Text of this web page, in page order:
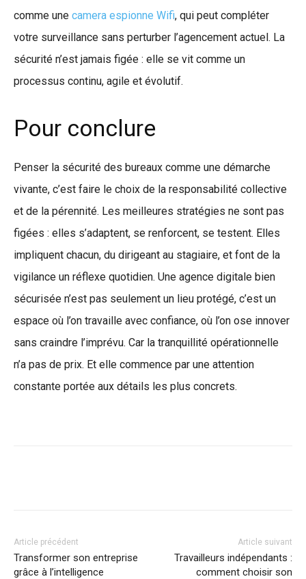
comme une camera espionne Wifi, qui peut compléter
votre surveillance sans perturber l’agencement actuel. La
sécurité n’est jamais figée : elle se vit comme un
processus continu, agile et évolutif.
Pour conclure
Penser la sécurité des bureaux comme une démarche
vivante, c’est faire le choix de la responsabilité collective
et de la pérennité. Les meilleures stratégies ne sont pas
figées : elles s’adaptent, se renforcent, se testent. Elles
impliquent chacun, du dirigeant au stagiaire, et font de la
vigilance un réflexe quotidien. Une agence digitale bien
sécurisée n’est pas seulement un lieu protégé, c’est un
espace où l’on travaille avec confiance, où l’on ose innover
sans craindre l’imprévu. Car la tranquillité opérationnelle
n’a pas de prix. Et elle commence par une attention
constante portée aux détails les plus concrets.
Article précédent
Transformer son entreprise
grâce à l’intelligence
Article suivant
Travailleurs indépendants :
comment choisir son